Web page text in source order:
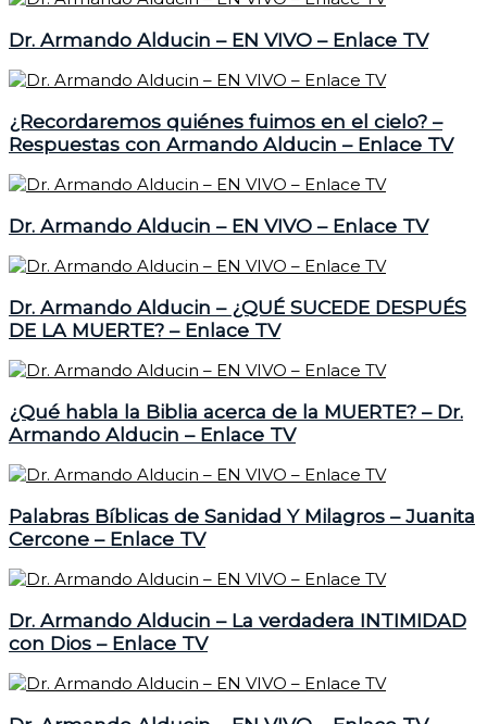
Dr. Armando Alducin – EN VIVO – Enlace TV
¿Recordaremos quiénes fuimos en el cielo? –
Respuestas con Armando Alducin – Enlace TV
Dr. Armando Alducin – EN VIVO – Enlace TV
Dr. Armando Alducin – ¿QUÉ SUCEDE DESPUÉS
DE LA MUERTE? – Enlace TV
¿Qué habla la Biblia acerca de la MUERTE? – Dr.
Armando Alducin – Enlace TV
Palabras Bíblicas de Sanidad Y Milagros – Juanita
Cercone – Enlace TV
Dr. Armando Alducin – La verdadera INTIMIDAD
con Dios – Enlace TV